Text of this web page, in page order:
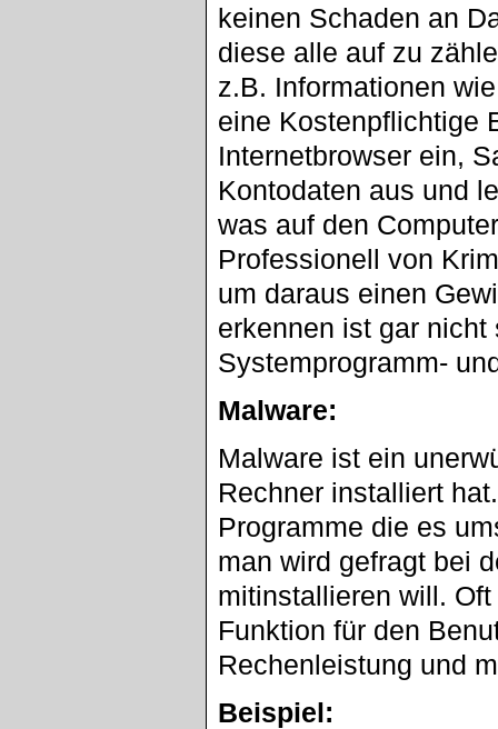
keinen Schaden an
diese alle auf zu
z.B. Informationen
eine Kostenpflichtige
Internetbrowser ein,
Kontodaten aus und
was auf den
Professionell von
um daraus einen
erkennen ist gar
Systemprogramm-
Malware:
Malware ist ein
Rechner installiert
Programme die es
man wird gefragt bei
mitinstallieren will.
Funktion für den
Rechenleistung und
Beispiel: